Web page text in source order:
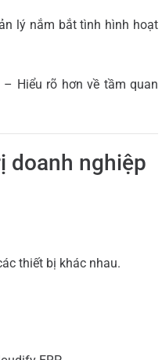
lý nắm bắt tình hình hoạt
– Hiểu rõ hơn về tầm quan
doanh nghiệp
thiết bị khác nhau.